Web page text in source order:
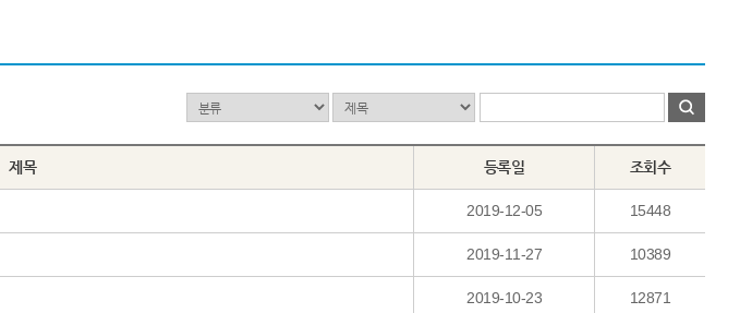
제목 등록일 조회수
2019-12-05 15448
2019-11-27 10389
2019-10-23 12871